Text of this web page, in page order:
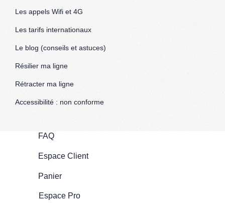
Les appels Wifi et 4G
Les tarifs internationaux
Le blog (conseils et astuces)
Résilier ma ligne
Rétracter ma ligne
Accessibilité : non conforme
FAQ
Espace Client
Panier
Espace Pro